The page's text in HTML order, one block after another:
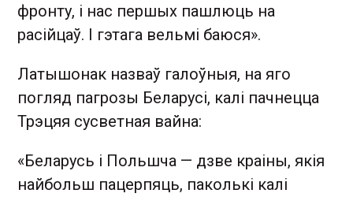
фронту, і нас першых пашлюць на
расійцаў. І гэтага вельмі баюся».
Латышонак назваў галоўныя, на яго
погляд пагрозы Беларусі, калі пачнецца
Трэцяя сусветная вайна:
«Беларусь і Польшча — дзве краіны, якія
найбольш пацерпяць, паколькі калі